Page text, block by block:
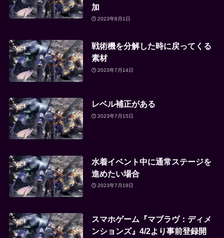
加
2023年8月1日
戦術機を分解した時に戻ってくる
素材
2023年7月14日
レベル補正がある
2023年7月15日
水着イベント中に通常ステージを
進めたい場合
2023年7月19日
スマホゲーム『マブラヴ：ディメ
ンションズ』4/2より事前登録開